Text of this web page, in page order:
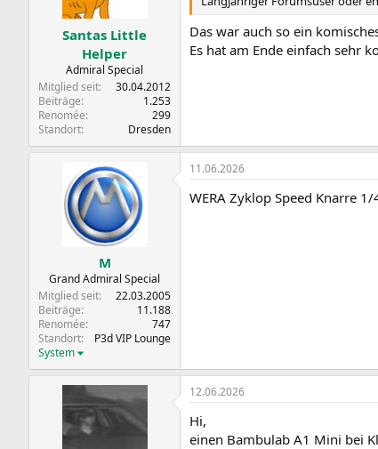
Santas Little
Helper
Admiral Special
Mitglied seit
30.04.2012
Beiträge
1.253
Renomée
299
Standort
Dresden
Das war auch so ein
Es hat am Ende einfach sehr
M
Grand Admiral Special
Mitglied seit
22.03.2005
Beiträge
11.188
Renomée
747
Standort
P3d VIP Lounge
System
11.06.2026
WERA Zyklop Speed Knarre 1/
12.06.2026
Hi,
einen Bambulab A1 Mini bei